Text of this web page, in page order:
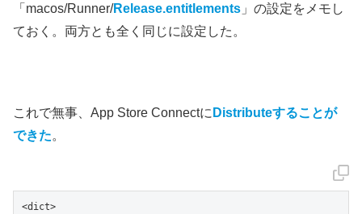
「macos/Runner/Release.entitlements 」の設定をメモし
ておく。両方とも全く同じに設定した。
これで無事、App Store Connectに Distributeすることが
できた。
<dict>